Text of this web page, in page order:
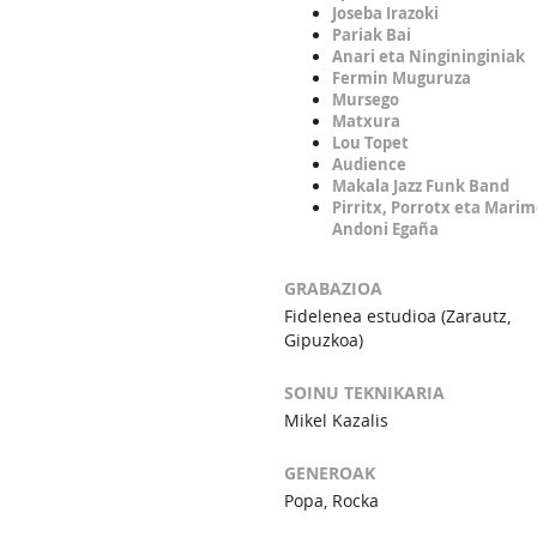
Joseba Irazoki
Pariak Bai
Anari eta Ningininginiak
Fermin Muguruza
Mursego
Matxura
Lou Topet
Audience
Makala Jazz Funk Band
Pirritx, Porrotx eta
Andoni Egaña
GRABAZIOA
Fidelenea estudioa (Zarautz,
Gipuzkoa)
SOINU TEKNIKARIA
Mikel Kazalis
GENEROAK
Popa, Rocka